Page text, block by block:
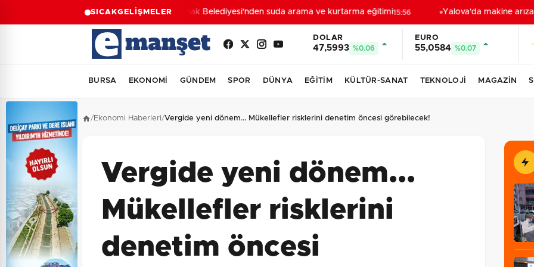
SICAKGELİŞMELERKonak Belediyesi'nden suda arama ve kurtarma eğitimi15:56 Yalova'da makine
DOLAR
47,5993 %0.06
EURO
55,0584 %0.07
BURSA EKONOMİ GÜNDEM SPOR DÜNYA EĞİTİM KÜLTÜR-SANAT TEKNOLOJİ MAGAZİN
/Ekonomi Haberleri/Vergide yeni dönem... Mükellefler risklerini denetim öncesi görebilecek!
Vergide yeni dönem...
Mükellefler risklerini
denetim öncesi